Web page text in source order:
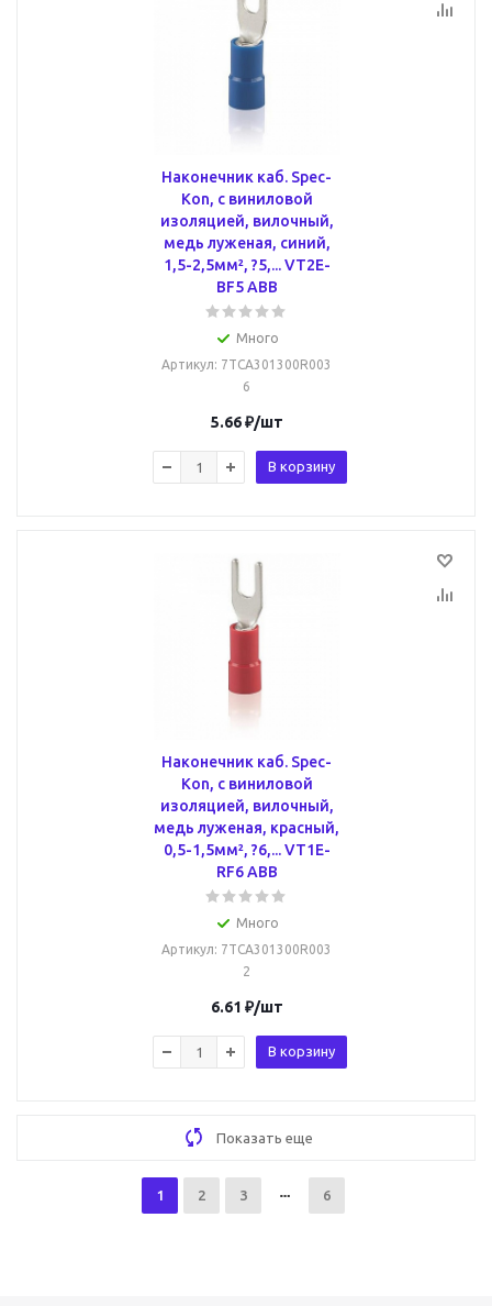
Наконечник каб. Spec-
Kon, с виниловой
изоляцией, вилочный,
медь луженая, синий,
1,5-2,5мм², ?5,... VT2E-
BF5 ABB
Много
Артикул: 7TCA301300R003
6
5.66₽/шт
В корзину
Наконечник каб. Spec-
Kon, с виниловой
изоляцией, вилочный,
медь луженая, красный,
0,5-1,5мм², ?6,... VT1E-
RF6 ABB
Много
Артикул: 7TCA301300R003
2
6.61 ₽/шт
В корзину
Показать еще
1 2 3 6